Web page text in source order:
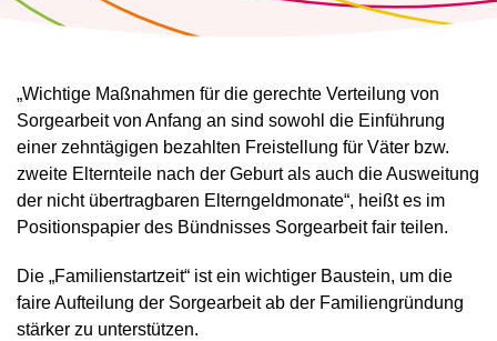
„Wichtige Maßnahmen für die gerechte Verteilung von
Sorgearbeit von Anfang an sind sowohl die Einführung
einer zehntägigen bezahlten Freistellung für Väter bzw.
zweite Elternteile nach der Geburt als auch die Ausweitung
der nicht übertragbaren Elterngeldmonate“, heißt es im
Positionspapier des Bündnisses Sorgearbeit fair teilen.
Die „Familienstartzeit“ ist ein wichtiger Baustein, um die
faire Aufteilung der Sorgearbeit ab der Familiengründung
stärker zu unterstützen.